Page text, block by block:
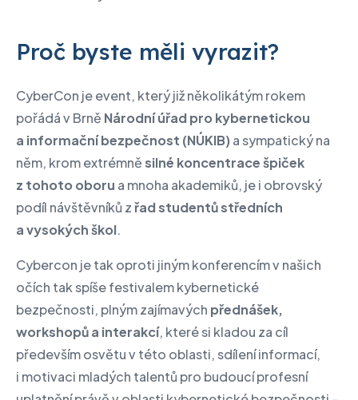
Proč byste měli vyrazit?
CyberCon je event, který již několikátým rokem
pořádá v Brně Národní úřad pro kybernetickou
a informační bezpečnost (NÚKIB) a sympatický na
něm, krom extrémněsilné koncentrace špiček
z tohoto oboru a mnoha akademiků, je i obrovský
podíl návštěvníků zřad studentů středních
a vysokých škol.
Cybercon je tak oproti jiným konferencím v našich
očích tak spíše festivalem kybernetické
bezpečnosti, plným zajímavých přednášek,
workshopů a interakcí, které si kladou za cíl
především osvětu v této oblasti, sdílení informací,
i motivaci mladých talentů pro budoucí profesní